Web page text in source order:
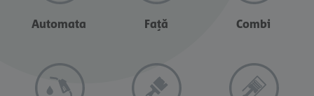
Automata Față Combi